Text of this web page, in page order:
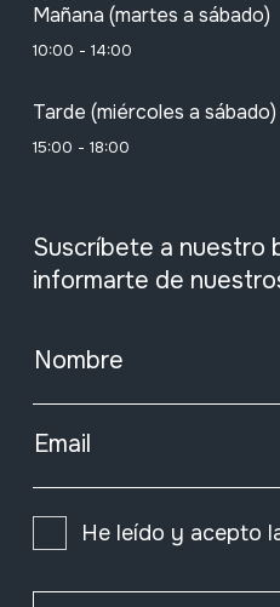
Mañana (martes a sábado)
10:00 - 14:00
Tarde (miércoles a sábado)
15:00 - 18:00
Suscríbete a nuestro
informarte de
Nombre
Email
He leído y acepto